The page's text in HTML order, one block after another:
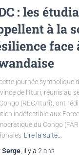
: les
à la
face
journée symbolique
de l’Ituri, réunis au
(REC/Ituri), ont
indéfectible aux
du Congo
Lire la suite…
Serge , il y a 2 ans